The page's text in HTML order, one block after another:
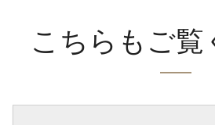
こちらもご覧